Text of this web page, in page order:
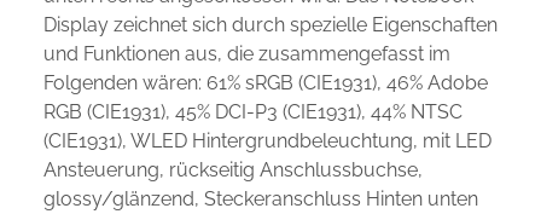
Display zeichnet sich durch spezielle Eigenschaften
und Funktionen aus, die zusammengefasst im
Folgenden wären: 61% sRGB (CIE1931), 46% Adobe
RGB (CIE1931), 45% DCI-P3 (CIE1931), 44% NTSC
(CIE1931), WLED Hintergrundbeleuchtung, mit LED
Ansteuerung, rückseitig Anschlussbuchse,
glossy/glänzend, Steckeranschluss Hinten unten